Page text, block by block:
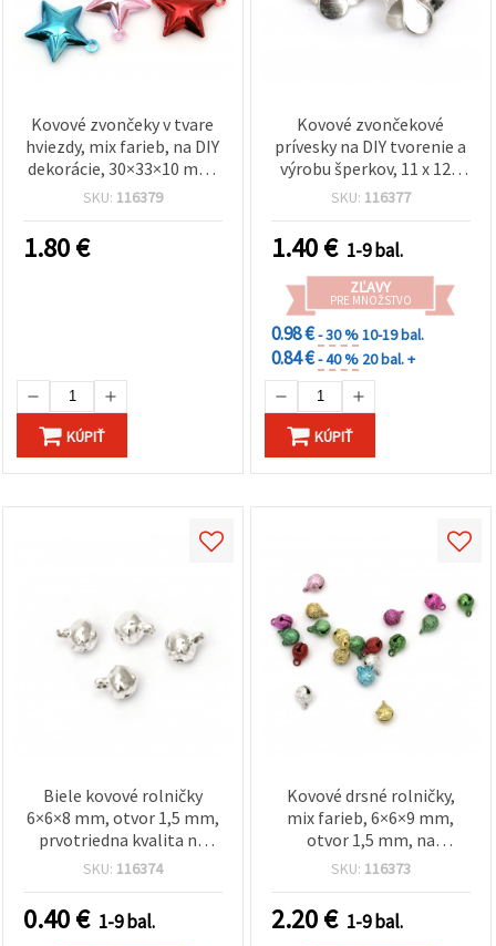
Kovové zvončeky v tvare
hviezdy, mix farieb, na DIY
dekorácie, 30×33×10 mm,
otvor 3 mm – 5 ks
SKU: 116379
1.80€
KÚPIŤ
Kovové zvončekové
prívesky na DIY tvorenie a
výrobu šperkov, 11 x 12 x
17 mm, otvor 2 mm,
SKU: 116377
1.40€ 1-9 bal.
ZĽAVY
PRE MNOŽSTVO
0.98 €- 30 %10-19 bal.
0.84 €- 40 % 20 bal. +
KÚPIŤ
Biele kovové rolničky
6×6×8 mm, otvor 1,5 mm,
prvotriedna kvalita na
výrobu šperkov a DIY
SKU: 116374
0.40€ 1-9 bal.
Kovové drsné rolničky,
mix farieb, 6×6×9 mm,
otvor 1,5 mm, na
šperkárstvo a DIY
SKU: 116373
2.20€ 1-9 bal.